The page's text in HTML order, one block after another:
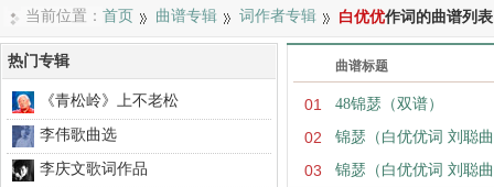
当前位置： 首页 曲谱专辑 词作者专辑 白优优作词的曲谱列表
曲谱标题
01 ​48锦瑟（双谱）
02 锦瑟（白优优词 刘聪
03 锦瑟（白优优词 刘聪
热门专辑
《青松岭》上不老松
李伟歌曲选
李庆文歌词作品